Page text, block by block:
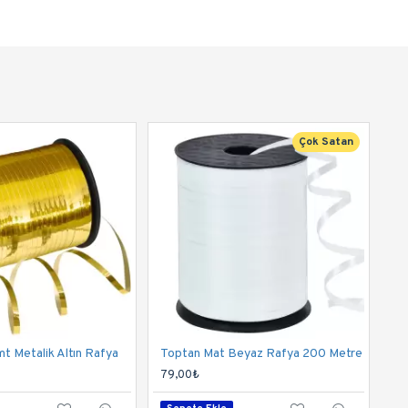
Metalik Altın Rafya
Çok Satan
Toptan Mat Beyaz Rafya 200 Metre
79,00₺